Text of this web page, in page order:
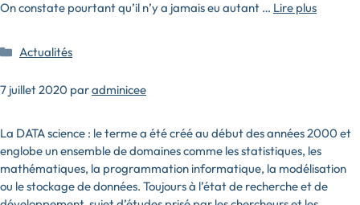
On constate pourtant qu’il n’y a jamais eu autant … Lire plus
Catégories
Actualités
7 juillet 2020 paradminicee
La DATA science : le terme a été créé au début des années 2000 et
englobe un ensemble de domaines comme les statistiques, les
mathématiques, la programmation informatique, la modélisation
ou le stockage de données. Toujours à l’état de recherche et de